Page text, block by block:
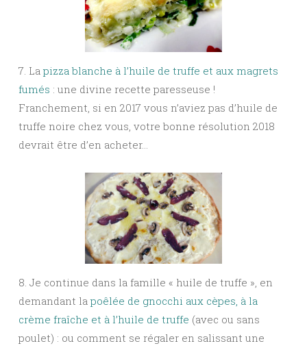
7. La pizza blanche à l’huile de truffe et aux magrets
fumés : une divine recette paresseuse !
Franchement, si en 2017 vous n’aviez pas d’huile de
truffe noire chez vous, votre bonne résolution 2018
devrait être d’en acheter…
8. Je continue dans la famille « huile de truffe », en
demandant la poêlée de gnocchi aux cèpes, à la
crème fraîche et à l’huile de truffe (avec ou sans
poulet) : ou comment se régaler en salissant une